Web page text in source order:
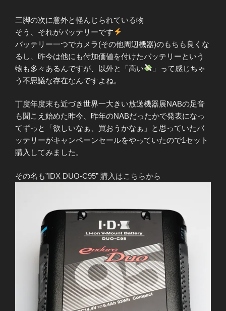
三脚の次に意外と軽んじられている物
そう、それがバッテリーです
バッテリー一つでカメラ(その他周辺機器)のもちも良くな
るし、昨今は他にも付加価値を付けたバッテリーという
物も多々あるんですが、以外と「高い
」って感じちゃ
う不思議な存在なんですよね。
丁度年度末も近づき世界一大きい放送機器展NABの足音
も聞こえ始めた昨今、昨年のNABだったかで発表になっ
てずっと「欲しいなぁ、買おうかなぁ」と思っていたバ
ッテリーがキャンペーンセールをやっていたので1セット
購入してみました。
その名も”IDX DUO-C95” 購入はこちらから